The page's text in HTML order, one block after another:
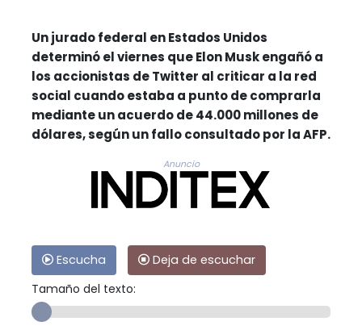
Un jurado federal en Estados Unidos
determinó el viernes que Elon Musk engañó a
los accionistas de Twitter al criticar a la red
social cuando estaba a punto de comprarla
mediante un acuerdo de 44.000 millones de
dólares, según un fallo consultado por la AFP.
Anuncio
Escucha
Deja de escuchar
Tamaño del texto: